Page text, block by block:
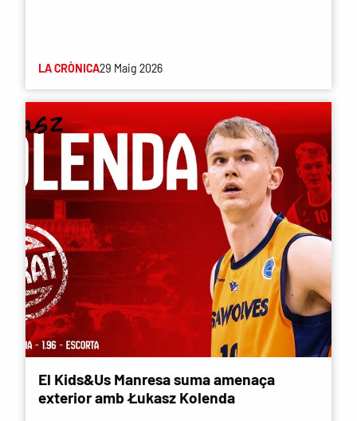
LA CRÒNICA29 Maig 2026
El Kids&Us Manresa suma amenaça
exterior amb Łukasz Kolenda